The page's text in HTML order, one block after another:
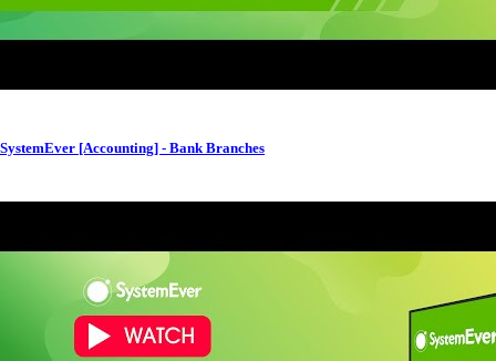
SystemEver [Accounting] - Bank Branches